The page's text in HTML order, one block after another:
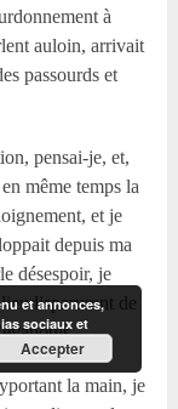
à
auloin, arrivait
passourds et
pensai-je, et,
même temps la
et je
depuis ma
désespoir, je
de
la main, je
et annonces,
sociaux et
Accepter